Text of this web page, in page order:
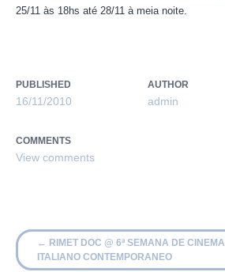
25/11 às 18hs até 28/11 à meia noite.
PUBLISHED
16/11/2010
AUTHOR
admin
COMMENTS
← RIMET DOC @ 6ª SEMANA DE CINEMA
ITALIANO CONTEMPORANEO